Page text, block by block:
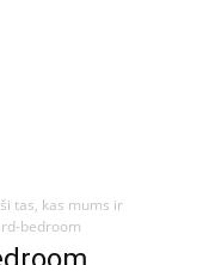
tas, kas mums ir
bedroom